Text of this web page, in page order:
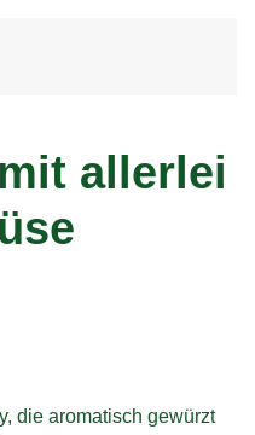
allerlei